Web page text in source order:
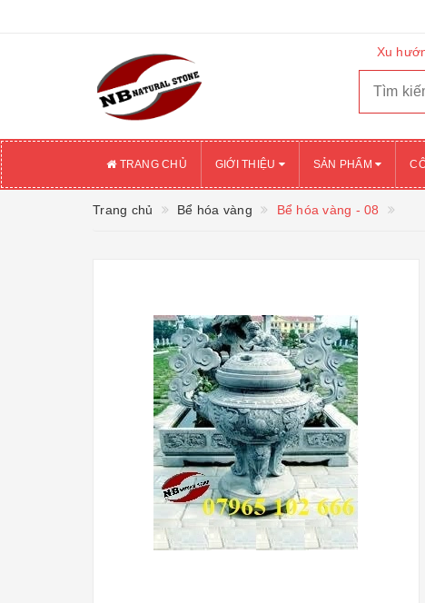
Xu
TRANG CHỦ GIỚI THIỆU SẢN PHẨM
Trang chủ Bể hóa vàng Bể hóa vàng - 08